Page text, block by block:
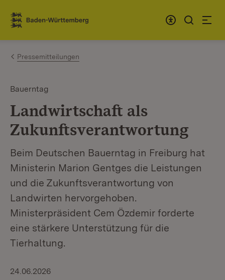
Zum Inhalt springen
Link zur Startseite
Pressemitteilungen
Bauerntag
Landwirtschaft als
Zukunftsverantwortung
Beim Deutschen Bauerntag in Freiburg hat
Ministerin Marion Gentges die Leistungen
und die Zukunftsverantwortung von
Landwirten hervorgehoben.
Ministerpräsident Cem Özdemir forderte
eine stärkere Unterstützung für die
Tierhaltung.
24.06.2026